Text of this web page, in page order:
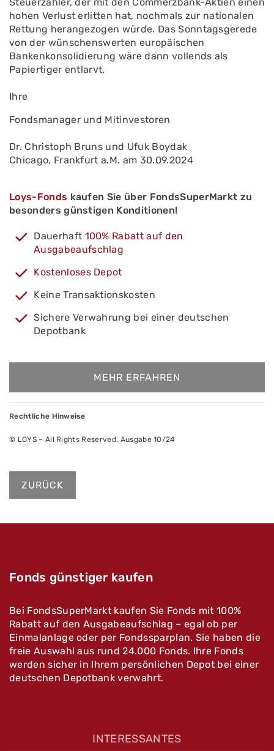
hohen Verlust erlitten hat, nochmals zur nationalen
Rettung herangezogen würde. Das Sonntagsgerede
von der wünschenswerten europäischen
Bankenkonsolidierung wäre dann vollends als
Papiertiger entlarvt.
Ihre
Fondsmanager und Mitinvestoren
Dr. Christoph Bruns und Ufuk Boydak
Chicago, Frankfurt a.M. am 30.09.2024
Loys-Fonds kaufen Sie über FondsSuperMarkt zu
besonders günstigen Konditionen!
Dauerhaft 100% Rabatt auf den
Ausgabeaufschlag
Kostenloses Depot
Keine Transaktionskosten
Sichere Verwahrung bei einer deutschen
Depotbank
MEHR ERFAHREN
Rechtliche Hinweise
© LOYS – All Rights Reserved. Ausgabe 10/24
ZURÜCK
Fonds günstiger kaufen
Bei FondsSuperMarkt kaufen Sie Fonds mit 100%
Rabatt auf den Ausgabeaufschlag – egal ob per
Einmalanlage oder per Fondssparplan. Sie haben die
freie Auswahl aus rund 24.000 Fonds. Ihre Fonds
werden sicher in Ihrem persönlichen Depot bei einer
deutschen Depotbank verwahrt.
INTERESSANTES